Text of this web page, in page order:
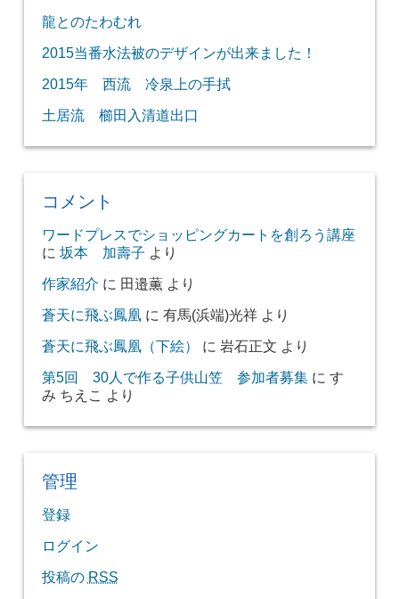
龍とのたわむれ
2015当番水法被のデザインが出来ました！
2015年 西流 冷泉上の手拭
土居流 櫛田入清道出口
コメント
ワードプレスでショッピングカートを創ろう講座
に 坂本 加壽子 より
作家紹介 に 田邉薫より
蒼天に飛ぶ鳳凰に 有馬(浜端)光祥より
蒼天に飛ぶ鳳凰（下絵）
に 岩石正文 より
第5回 30人で作る子供山笠 参加者募集に す
み ちえこ より
管理
登録
ログイン
投稿の RSS